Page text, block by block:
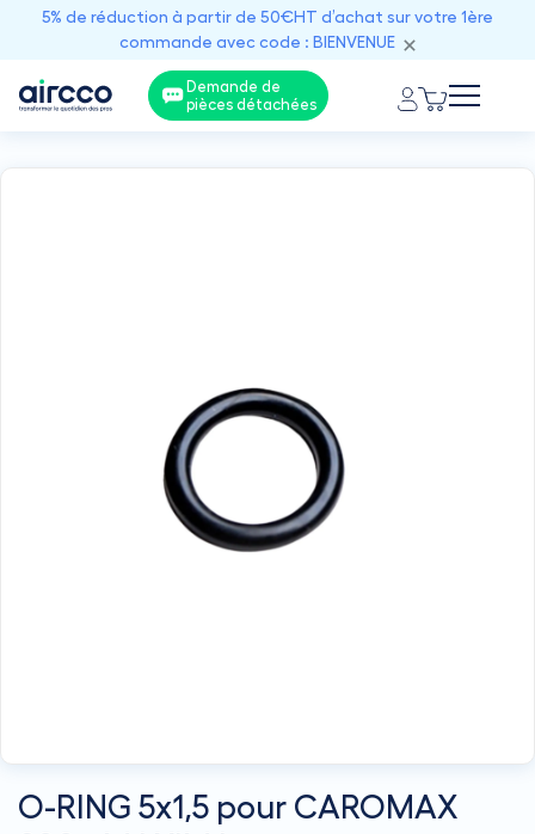
5% de réduction à partir de 50€HT d’achat sur votre 1ère
commande avec code : BIENVENUE
Demande de
pièces détachées
O-RING 5x1,5 pour CAROMAX